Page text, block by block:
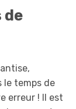
le temps de
erreur ! Il est